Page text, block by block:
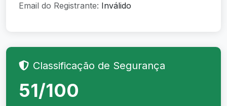
Email do Registrante: Inválido
Classificação de Segurança
51/100